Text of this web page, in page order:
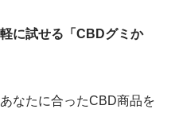
に試せる「CBDグミか
なたに合ったCBD商品を